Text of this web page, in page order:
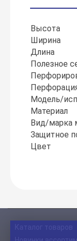
Высота
Ширина
Длина
Полезное
Модель/
Материал
Вид/марка
Защитное
Цвет
Каталог товаров